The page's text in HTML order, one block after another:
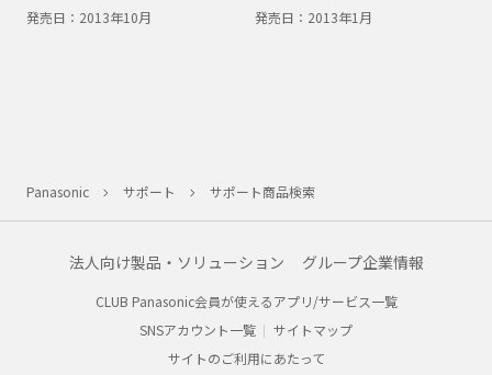
発売日： 2013年10月 発売日： 2013年1月
Panasonic サポート サポート商品検索
法人向け製品・ソリューション グループ企業情報
CLUB Panasonic会員が使えるアプリ/サービス一覧
SNSアカウント一覧
サイトマップ
サイトのご利用にあたって